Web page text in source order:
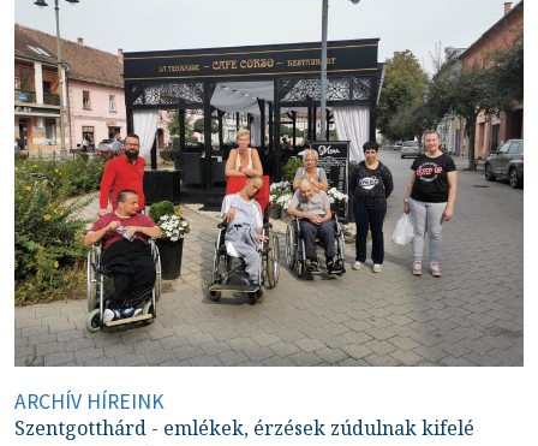
ARCHÍV HÍREINK
Szentgotthárd - emlékek, érzések zúdulnak kifelé